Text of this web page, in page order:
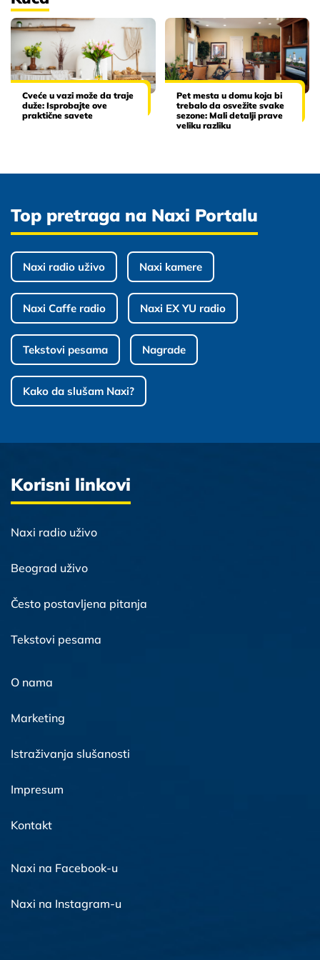
Cveće u vazi može da traje
duže: Isprobajte ove
praktične savete
Pet mesta u domu koja bi
trebalo da osvežite svake
sezone: Mali detalji prave
veliku razliku
Top pretraga na Naxi Portalu
Naxi radio uživo Naxi kamere
Naxi Caffe radio Naxi EX YU radio
Tekstovi pesama Nagrade
Kako da slušam Naxi?
Korisni linkovi
Naxi radio uživo
Beograd uživo
Često postavljena pitanja
Tekstovi pesama
O nama
Marketing
Istraživanja slušanosti
Impresum
Kontakt
Naxi na Facebook-u
Naxi na Instagram-u